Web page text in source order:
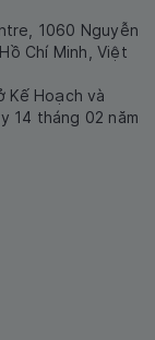
1060 Nguyễn
Chí Minh, Việt
Kế Hoạch và
14 tháng 02 năm